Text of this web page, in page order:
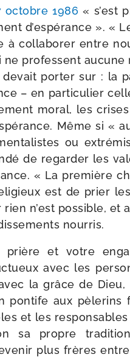
octobre 1986 « s’est
d’espérance ». «
à col­la­bo­rer entre
pro­fessent aucune
por­ter sur : la
– en par­ti­cu­lier
moral, les
Même si «
ou
de regar­der les
« La pre­mière
est de prier
n’est pos­sible, et
nourris.
et votre
avec les
la grâce de
pon­tife aux pèle­rins
et les
sa propre
plus frères